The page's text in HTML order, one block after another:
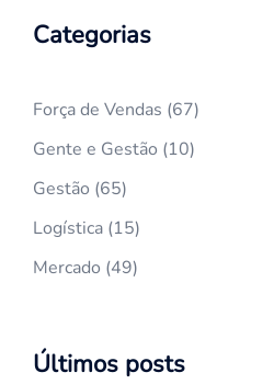
Categorias
Força de Vendas (67)
Gente e Gestão (10)
Gestão (65)
Logística (15)
Mercado (49)
Últimos posts